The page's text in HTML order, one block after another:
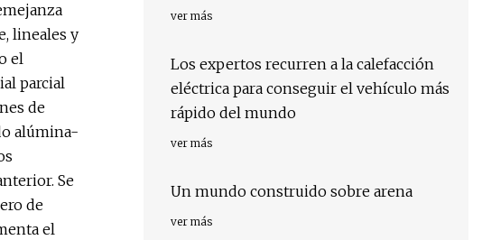
lineales y
el
parcial
de
alúmina-
Se
de
el
ver más
Los expertos recurren a la calefacción
eléctrica para conseguir el vehículo más
rápido del mundo
ver más
Un mundo construido sobre arena
ver más